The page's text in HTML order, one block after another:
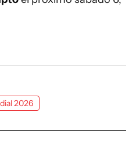
2026